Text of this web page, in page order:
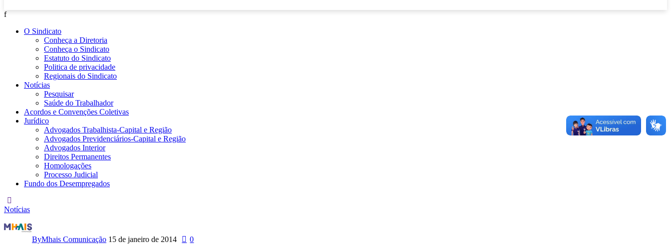
f
O Sindicato
Conheça a Diretoria
Conheça o Sindicato
Estatuto do Sindicato
Politica de privacidade
Regionais do Sindicato
Notícias
Pesquisar
Saúde do Trabalhador
Acordos e Convenções Coletivas
Jurídico
Advogados Trabalhista-Capital e Região
Advogados Previdenciários-Capital e Região
Advogados Interior
Direitos Permanentes
Homologações
Processo Judicial
Fundo dos Desempregados
Notícias
Representantes
ByMhais Comunicação 15 de janeiro de 2014 0